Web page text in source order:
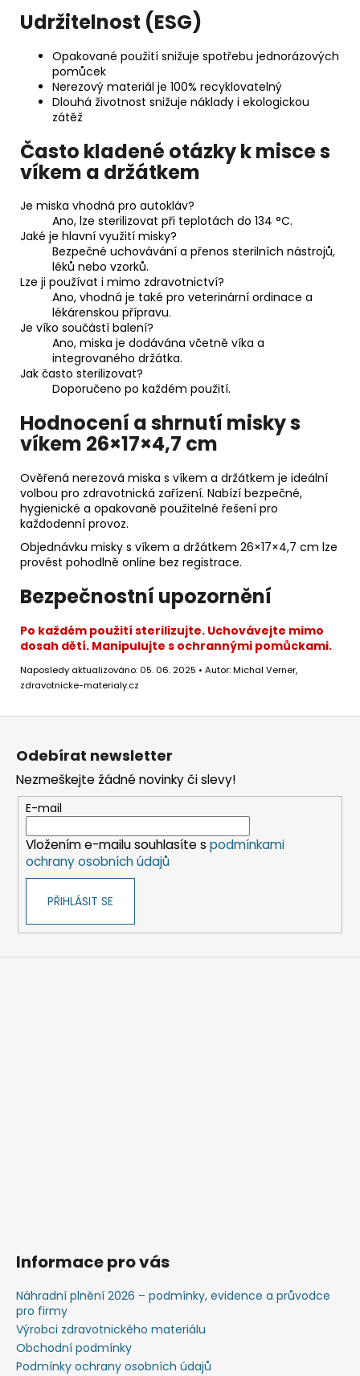
Udržitelnost (ESG)
Opakované použití snižuje spotřebu jednorázových
pomůcek
Nerezový materiál je 100% recyklovatelný
Dlouhá životnost snižuje náklady i ekologickou
zátěž
Často kladené otázky k misce s
víkem a držátkem
Je miska vhodná pro autokláv?
Ano, lze sterilizovat při teplotách do 134 °C.
Jaké je hlavní využití misky?
Bezpečné uchovávání a přenos sterilních nástrojů,
léků nebo vzorků.
Lze ji používat i mimo zdravotnictví?
Ano, vhodná je také pro veterinární ordinace a
lékárenskou přípravu.
Je víko součástí balení?
Ano, miska je dodávána včetně víka a
integrovaného držátka.
Jak často sterilizovat?
Doporučeno po každém použití.
Hodnocení a shrnutí misky s
víkem 26×17×4,7 cm
Ověřená nerezová miska s víkem a držátkem je ideální
volbou pro zdravotnická zařízení. Nabízí bezpečné,
hygienické a opakovaně použitelné řešení pro
každodenní provoz.
Objednávku misky s víkem a držátkem 26×17×4,7 cm lze
provést pohodlně online bez registrace.
Bezpečnostní upozornění
Po každém použití sterilizujte. Uchovávejte mimo
dosah dětí. Manipulujte s ochrannými pomůckami.
Naposledy aktualizováno: 05. 06. 2025 • Autor: Michal Verner,
zdravotnicke-materialy.cz
Z
Odebírat newsletter
Nezmeškejte žádné novinky či slevy!
E-mail
Vložením e-mailu souhlasíte s podmínkami
ochrany osobních údajů
PŘIHLÁSIT SE
Informace pro vás
Náhradní plnění 2026 – podmínky, evidence a průvodce
pro firmy
Výrobci zdravotnického materiálu
Obchodní podmínky
Podmínky ochrany osobních údajů